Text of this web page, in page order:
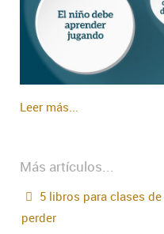
Leer más...
Más artículos...
5 libros para clases
perder